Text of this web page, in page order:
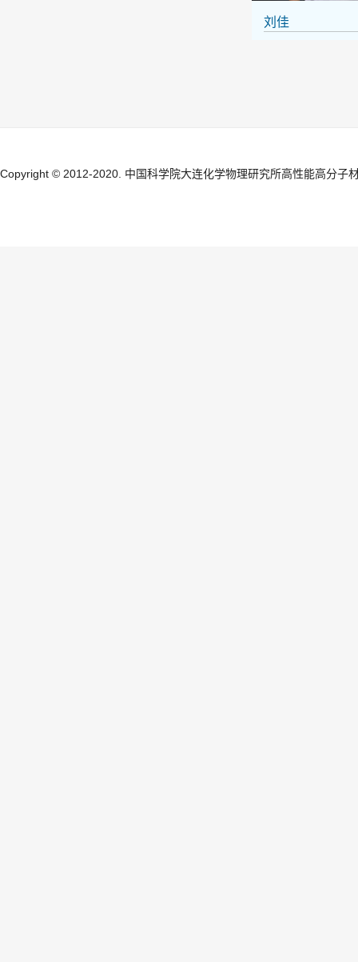
刘佳
Copyright © 2012-2020. 中国科学院大连化学物理研究所高性能高分子